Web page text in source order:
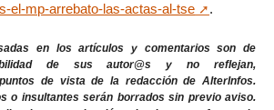
el-mp-arrebato-las-actas-al-tse
.
en los artículos y comentarios son de
de sus autor@s y no reflejan,
de vista de la redacción de AlterInfos.
o insultantes serán borrados sin previo aviso.